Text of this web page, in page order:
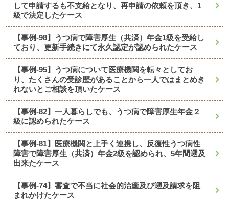
して申請するも不支給となり、再申請の依頼を頂き、1
級で決定したケース
【事例-98】うつ病で障害厚生（共済）年金1級を受給し
ており、更新手続きにて永久認定が認められたケース
【事例-95】うつ病について医療機関を転々としてお
り、たくさんの受診歴があることから一人ではまとめき
れないとご相談を頂いたケース
【事例-82】一人暮らしでも、うつ病で障害厚生年金２
級に認められたケース
【事例-81】医療機関と上手く連携し、反復性うつ病性
障害で障害厚生（共済）年金2級を認められ、5年間遡及
出来たケース
【事例-74】審査で不当に社会的治癒及び遡及請求を阻
まれかけたケース